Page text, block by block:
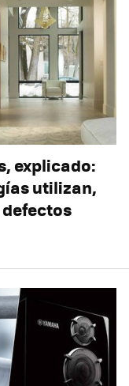
explicado:
utilizan,